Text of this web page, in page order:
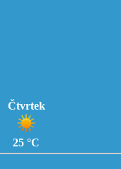
Čtvrtek
25 °C